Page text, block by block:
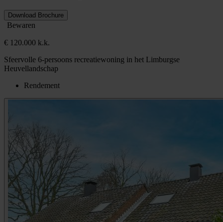
Download Brochure
Bewaren
€ 120.000 k.k.
Sfeervolle 6-persoons recreatiewoning in het Limburgse
Heuvellandschap
Rendement